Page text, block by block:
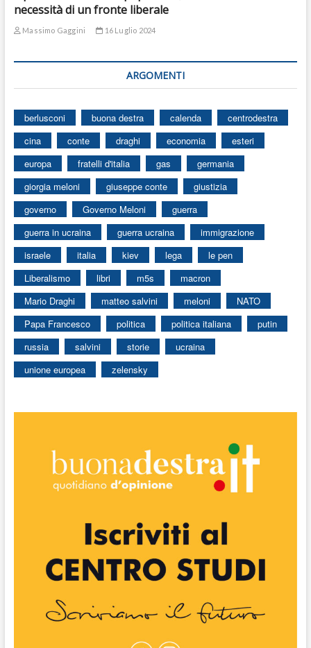
necessità di un fronte liberale
Massimo Gaggini 16 Luglio 2024
ARGOMENTI
berlusconi buona destra calenda
centrodestra
cina
conte draghi economia
esteri
europa
fratelli d'italia gas
germania
giorgia meloni
giuseppe conte
giustizia
governo
Governo Meloni
guerra
guerra in ucraina
guerra ucraina
immigrazione
israele
italia kiev lega
le pen
Liberalismo
libri m5s
macron
Mario Draghi
matteo salvini meloni
NATO
Papa Francesco
politica politica italiana
putin
russia
salvini storie
ucraina
unione europea
zelensky